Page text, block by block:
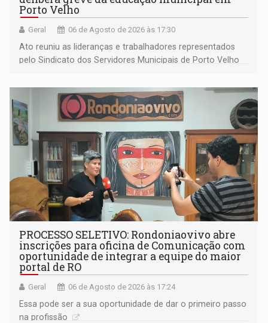
Porto Velho
Geral 06 de Agosto de 2026 às 17:30
Ato reuniu as lideranças e trabalhadores representados
pelo Sindicato dos Servidores Municipais de Porto Velho
PROCESSO SELETIVO: Rondoniaovivo abre
inscrições para oficina de Comunicação com
oportunidade de integrar a equipe do maior
portal de RO
Geral 06 de Agosto de 2026 às 17:24
Essa pode ser a sua oportunidade de dar o primeiro passo
na profissão